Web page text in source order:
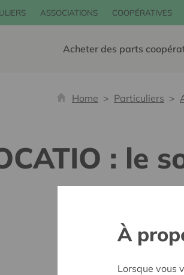
ASSOCIATIONS COOPÉRATIVES
Acheter des parts
Home Particuliers
: le
À
Lorsque vous